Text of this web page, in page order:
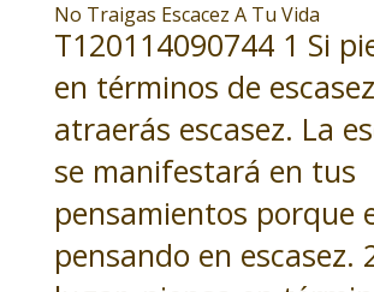
No Traigas Escacez A Tu Vida
T120114090744 1 Si
en términos de
atraerás escasez. La
se manifestará en tus
pensamientos porque
pensando en escasez.